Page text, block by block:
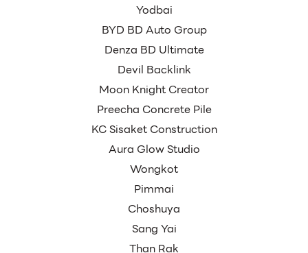
Yodbai
BYD BD Auto Group
Denza BD Ultimate
Devil Backlink
Moon Knight Creator
Preecha Concrete Pile
KC Sisaket Construction
Aura Glow Studio
Wongkot
Pimmai
Choshuya
Sang Yai
Than Rak